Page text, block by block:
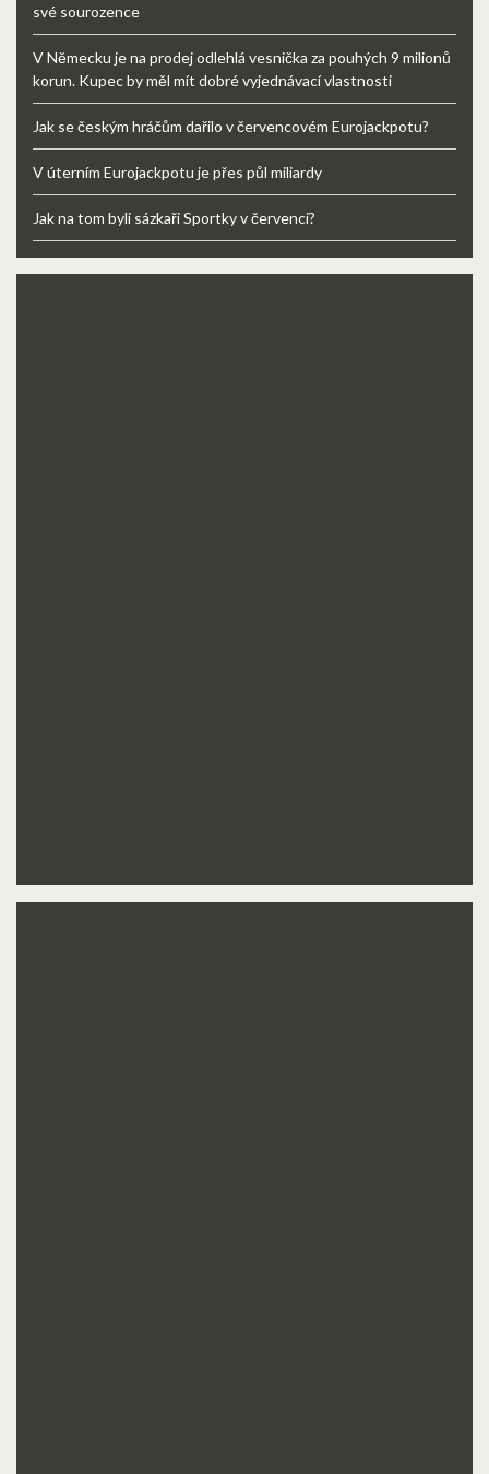
své sourozence
V Německu je na prodej odlehlá vesnička za pouhých 9 milionů
korun. Kupec by měl mít dobré vyjednávací vlastnosti
Jak se českým hráčům dařilo v červencovém Eurojackpotu?
V úterním Eurojackpotu je přes půl miliardy
Jak na tom byli sázkaři Sportky v červenci?